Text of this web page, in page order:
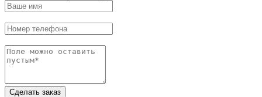
Сделать заказ